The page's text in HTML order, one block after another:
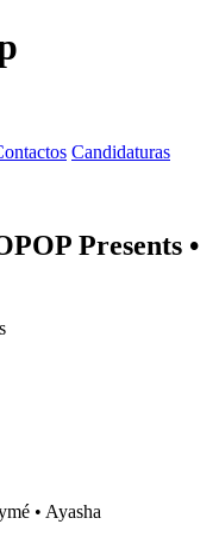
Candidaturas
Presents •
• Ayasha